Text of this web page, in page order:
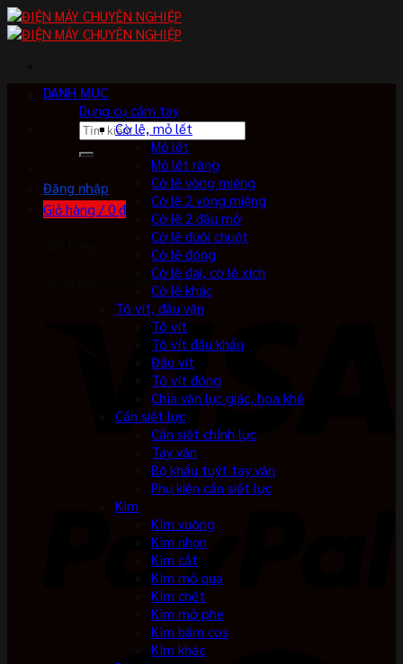
Skip
to
Tìm
kiếm:
Đăng nhập
Giỏ hàng /0 ₫
No products in the cart.
DANH MỤC
Dụng cụ cầm tay
Cờ lê, mỏ lết
Mỏ lết
Mỏ lết răng
Cờ lê vòng miệng
Cờ lê 2 vòng miệng
Cờ lê 2 đầu mở
Cờ lê đuôi chuột
Cờ lê đóng
Cờ lê đai, cờ lê xích
Cờ lê khác
Tô vít, đầu vặn
Tô vít
Tô vít đầu khẩu
Đầu vít
Tô vít đóng
Chìa vặn lục giác, hoa khế
Cần siết lực
Cần siết chỉnh lực
Tay vặn
Bộ khẩu tuýt tay vặn
Phụ kiện cần siết lực
Kìm
Kìm vuông
Kìm nhọn
Kìm cắt
Kìm mỏ quạ
Kìm chết
Kìm mở phe
Kìm bấm cos
Kìm khác